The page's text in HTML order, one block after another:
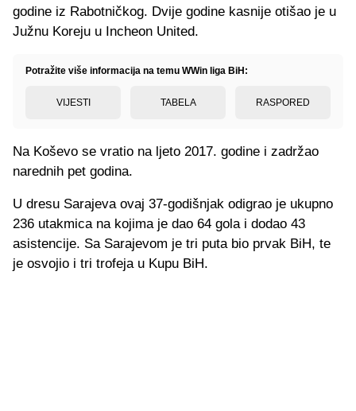
godine iz Rabotničkog. Dvije godine kasnije otišao je u
Južnu Koreju u Incheon United.
Potražite više informacija na temu WWin liga BiH:
VIJESTI TABELA RASPORED
Na Koševo se vratio na ljeto 2017. godine i zadržao
narednih pet godina.
U dresu Sarajeva ovaj 37-godišnjak odigrao je ukupno
236 utakmica na kojima je dao 64 gola i dodao 43
asistencije. Sa Sarajevom je tri puta bio prvak BiH, te
je osvojio i tri trofeja u Kupu BiH.